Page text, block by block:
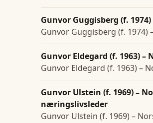
Gunvor Guggisberg (f.
Gunvor Guggisberg (f. 1974)
Gunvor Eldegard (f. 1963)
Gunvor Eldegard (f. 1963) –
Gunvor Ulstein (f. 1969) –
næringslivsleder
Gunvor Ulstein (f. 1969) –